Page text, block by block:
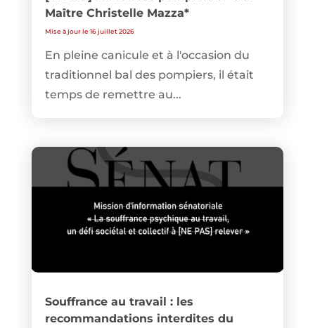
Maître Christelle Mazza*
Mise à jour le 16 juillet 2026
En pleine canicule et à l'occasion du
traditionnel bal des pompiers, il était
temps de remettre au...
Souffrance au travail : les
recommandations interdites du